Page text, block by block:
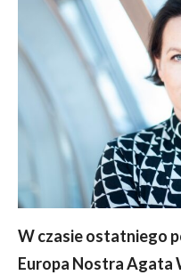
W czasie ostatniego
Europa Nostra Agata